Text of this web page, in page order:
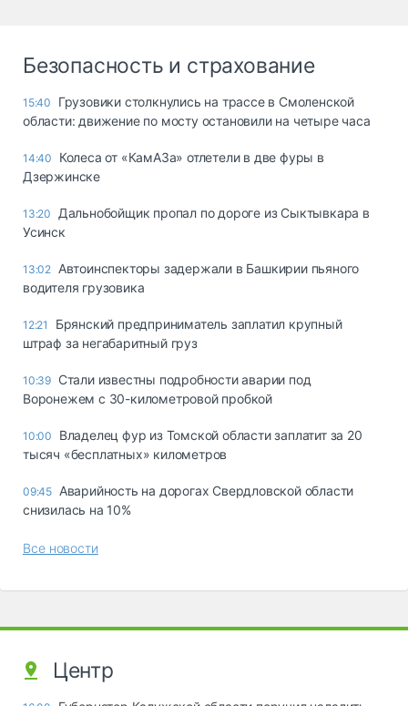
Безопасность и страхование
15:40
Грузовики столкнулись на трассе в Смоленской
области: движение по мосту остановили на четыре часа
14:40
Колеса от «КамАЗа» отлетели в две фуры в
Дзержинске
13:20
Дальнобойщик пропал по дороге из Сыктывкара в
Усинск
13:02 Автоинспекторы задержали в Башкирии пьяного
водителя грузовика
12:21
Брянский предприниматель заплатил крупный
штраф за негабаритный груз
10:39 Стали известны подробности аварии под
Воронежем с 30-километровой пробкой
10:00
Владелец фур из Томской области заплатит за 20
тысяч «бесплатных» километров
09:45 Аварийность на дорогах Свердловской области
снизилась на 10%
Все новости
Центр